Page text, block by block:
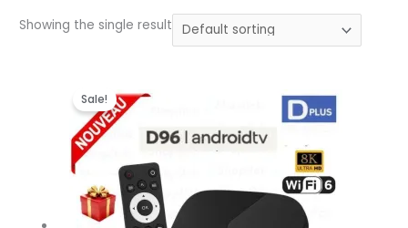
Showing the single result
Sale!
price
was:
د.م. 499,99.